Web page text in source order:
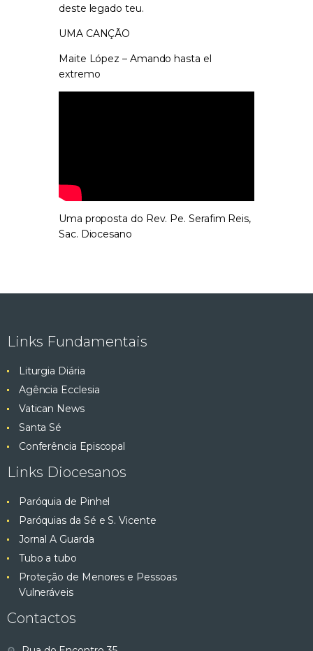
deste legado teu.
UMA CANÇÃO
Maite López – Amando hasta el
extremo
Uma proposta do Rev. Pe. Serafim Reis,
Sac. Diocesano
Links Fundamentais
Liturgia Diária
Agência Ecclesia
Vatican News
Santa Sé
Conferência Episcopal
Links Diocesanos
Paróquia de Pinhel
Paróquias da Sé e S. Vicente
Jornal A Guarda
Tubo a tubo
Proteção de Menores e Pessoas
Vulneráveis
Contactos